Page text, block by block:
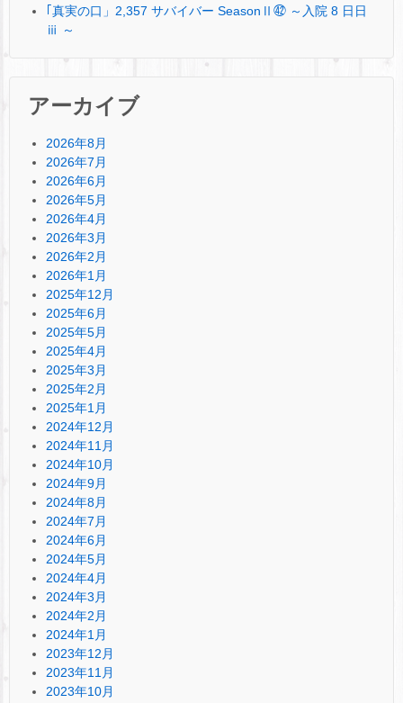
｢真実の口」2,357 サバイバー SeasonⅡ㊷ ～入院 8 日日
ⅲ ～
アーカイブ
2026年8月
2026年7月
2026年6月
2026年5月
2026年4月
2026年3月
2026年2月
2026年1月
2025年12月
2025年6月
2025年5月
2025年4月
2025年3月
2025年2月
2025年1月
2024年12月
2024年11月
2024年10月
2024年9月
2024年8月
2024年7月
2024年6月
2024年5月
2024年4月
2024年3月
2024年2月
2024年1月
2023年12月
2023年11月
2023年10月